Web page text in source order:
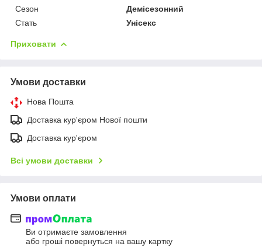
Сезон
Демісезонний
Стать
Унісекс
Приховати
Умови доставки
Нова Пошта
Доставка кур'єром Нової пошти
Доставка кур'єром
Всі умови доставки
Умови оплати
Ви отримаєте замовлення
або гроші повернуться на вашу картку